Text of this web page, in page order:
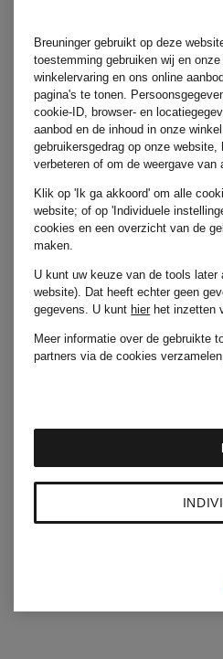
LOEWE
Riemen
LOEWE
Sjaals
Jurken
Breuninger gebruikt op deze
toestemming gebruiken wij en
winkelervaring en ons online
pagina's te tonen.
cookie-ID, browser- en
aanbod en de inhoud in onze
gebruikersgedrag op onze
verbeteren of om de weergave van
Klik op 'Ik ga akkoord' om alle
website; of op 'Individuele
cookies en een overzicht van de
maken.
U kunt uw keuze van de tools later
website). Dat heeft echter geen
gegevens. U kunt hierhet inzetten
Meer informatie over de gebruikte
partners via de cookies